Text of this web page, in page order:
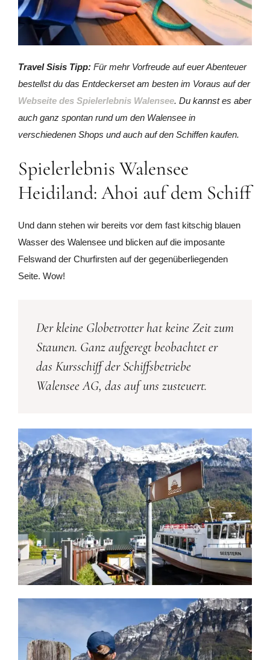
Travel Sisis Tipp: Für mehr Vorfreude auf euer Abenteuer
bestellst du das Entdeckerset am besten im Voraus auf der
Webseite des Spielerlebnis Walensee. Du kannst es aber
auch ganz spontan rund um den Walensee in
verschiedenen Shops und auch auf den Schiffen kaufen.
Spielerlebnis Walensee
Heidiland: Ahoi auf dem Schiff
Und dann stehen wir bereits vor dem fast kitschig blauen
Wasser des Walensee und blicken auf die imposante
Felswand der Churfirsten auf der gegenüberliegenden
Seite. Wow!
Der kleine Globetrotter hat keine Zeit zum
Staunen. Ganz aufgeregt beobachtet er
das Kursschiff der Schiffsbetriebe
Walensee AG, das auf uns zusteuert.